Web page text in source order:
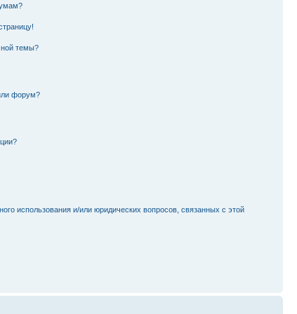
темы?
форум?
использования и/или юридических вопросов, связанных с этой